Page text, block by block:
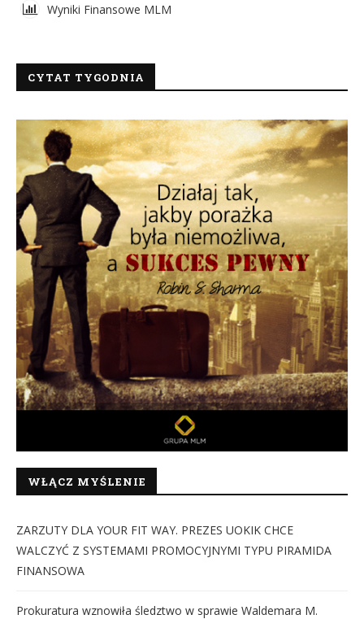
Wyniki Finansowe MLM
CYTAT TYGODNIA
WŁĄCZ MYŚLENIE
ZARZUTY DLA YOUR FIT WAY. PREZES UOKIK CHCE
WALCZYĆ Z SYSTEMAMI PROMOCYJNYMI TYPU PIRAMIDA
FINANSOWA
Prokuratura wznowiła śledztwo w sprawie Waldemara M.